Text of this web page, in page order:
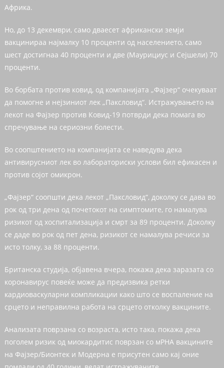
Африка.
Но, до 13 декември, само дваесет африкански земји
вакцинираа најмалку 10 проценти од населението, само
шест достигнаа 40 проценти и две (Маурициус и Сејшели) 70
проценти.
Во борбата против ковид, од компанијата „Фајзер“ очекуваат
да помогне и нејзиниот лек „Паксловид“. Истражувањето на
лекот на Фајзер против Ковид-19 потврди дека помага во
спречување на сериозни болести.
Во соопштението на компанијата се наведува дека
антивирусниот лек во лабораториски услови бил ефикасен и
против сојот омикрон.
„Фајзер“ соопшти дека лекот „Паксловид“, доколку се дава во
рок од три дена од почетокот на симптомите, го намалува
ризикот од хоспитализација и смрт за 89 проценти. Доколку
се даде во рок од пет дена, ризикот се намалува речиси за
исто толку, за 88 проценти.
Британска студија, објавена вчера, покажа дека заразата со
коронавирус повеќе може да предизвика ретки
кардиоваскуларни компликации како што се воспаление на
срцето и неправилна работа на срцето отколку вакцините.
Анализата поврзана со возраста, исто така, покажа дека
поголем ризик од миокардитис поврзан со мРНА вакцините
на Фајзер/Бионтек и Модерна е присутен само кај оние